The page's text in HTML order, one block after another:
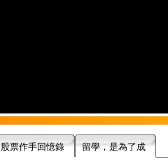
股票作手回憶錄 留學，是為了成